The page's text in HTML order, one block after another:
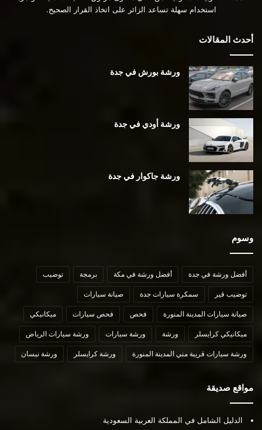
استخدام سهلة تساعد الزائر على اتخاذ القرار الصحيح.
أحدث المقالات
ورشة بورش في جدة
ورشة أودي في جدة
ورشة جاكوار في جدة
وسوم
أفضل ورشة في جدة أفضل ورشة في مكة برمجة توضيب
توضيب قير سمكرة سيارات جدة صيانة سيارات
صيانة سيارات المدينة المنورة فحص فحص سيارات ميكانيكي
ميكانيكي كرايسلر ورشة ورشة سيارات ورشة سيارات الرياض
ورشة سيارات قريبة مني المدينة المنورة ورشة كرايسلر ورشة نيسان
مواقع صديقة
الدليل الشامل في المملكة العربية السعودية